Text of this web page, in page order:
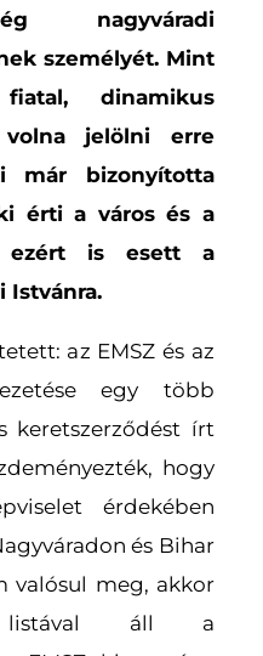
nagyváradi
személyét. Mint
dinamikus
volna jelölni erre
már bizonyította
érti a város és a
ezért is esett a
Istvánra.
az EMSZ és az
egy több
keretszerződést írt
hogy
érdekében
és Bihar
valósul meg, akkor
listával áll a